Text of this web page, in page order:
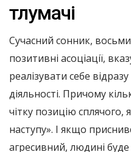
тлумачі
Сучасний сонник,
позитивні асоціації,
реалізувати себе
діяльності. Причому
чітку позицію
наступу». І якщо
агресивний, людині